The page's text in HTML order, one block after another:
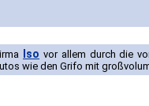
Iso vor allem durch die
wie den Grifo mit